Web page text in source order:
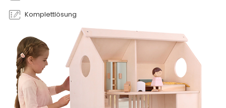
Komplettlösung